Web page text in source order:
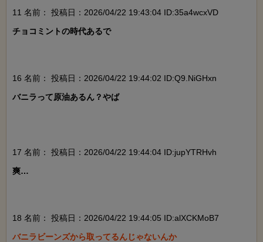
11 名前：
投稿日：2026/04/22 19:43:04 ID:35a4wcxVD
チョコミントの時代あるで
16 名前：
投稿日：2026/04/22 19:44:02 ID:Q9.NiGHxn
バニラって原油あるん？やば
17 名前：
投稿日：2026/04/22 19:44:04 ID:jupYTRHvh
爽…
18 名前：
投稿日：2026/04/22 19:44:05 ID:alXCKMoB7
バニラビーンズから取ってるんじゃないんか